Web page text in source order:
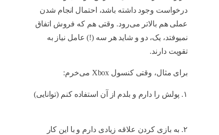
درخواست وجود داشته باشد، احتمال انجام شدن
عملی هم بالاتر می‌رود. وقتی هم که فروش اتفاق
نمیوفتد، یک، دو و شاید هر سه (!) عامل نیاز به
تقویت دارند.
برای مثال، وقتی کنسول Xbox می‌خرم:
۱. پولش را دارم و بلدم از آن استفاده کنم (توانایی)
۲. به بازی کردن علاقه زیادی دارم و با این کار